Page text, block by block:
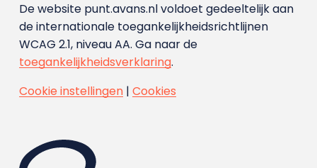
De website punt.avans.nl voldoet gedeeltelijk aan
de internationale toegankelijkheidsrichtlijnen
WCAG 2.1, niveau AA. Ga naar de
toegankelijkheidsverklaring.
Cookie instellingen| Cookies